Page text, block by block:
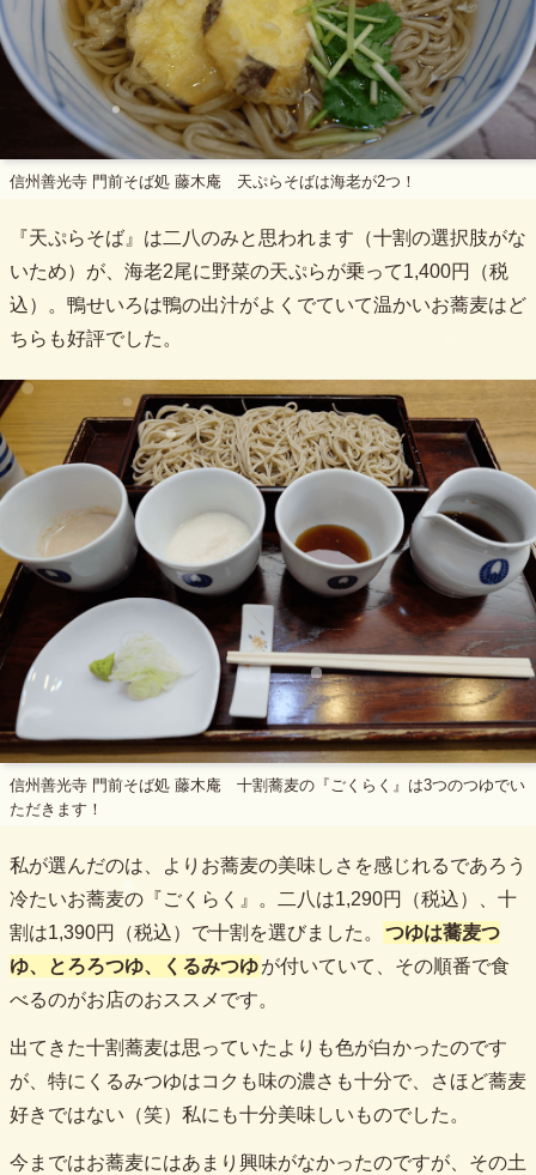
信州善光寺 門前そば処 藤木庵 天ぷらそばは海老が2つ！
『天ぷらそば』は二八のみと思われます（十割の選択肢がな
いため）が、海老2尾に野菜の天ぷらが乗って1,400円（税
込）。鴨せいろは鴨の出汁がよくでていて温かいお蕎麦はど
ちらも好評でした。
信州善光寺 門前そば処 藤木庵 十割蕎麦の『ごくらく』は3つのつゆでい
ただきます！
私が選んだのは、よりお蕎麦の美味しさを感じれるであろう
冷たいお蕎麦の『ごくらく』。二八は1,290円（税込）、十
割は1,390円（税込）で十割を選びました。
つゆは蕎麦つ
ゆ、とろろつゆ、くるみつゆが付いていて、その順番で食
べるのがお店のおススメです。
出てきた十割蕎麦は思っていたよりも色が白かったのです
が、特にくるみつゆはコクも味の濃さも十分で、さほど蕎麦
好きではない（笑）私にも十分美味しいものでした。
今まではお蕎麦にはあまり興味がなかったのですが、その土